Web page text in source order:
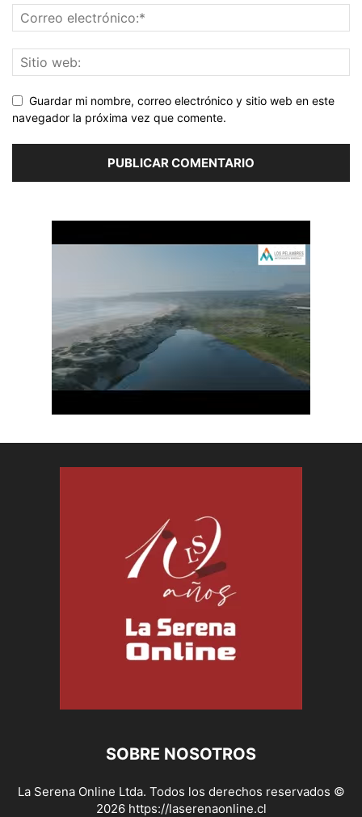
Guardar mi nombre, correo electrónico y sitio web en este
navegador la próxima vez que comente.
SOBRE NOSOTROS
La Serena Online Ltda. Todos los derechos reservados ©
2026 https://laserenaonline.cl